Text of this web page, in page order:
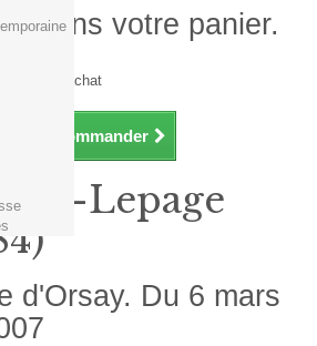
dans votre panier.
dès 29€ d'achat
Commander
Lepage
d'Orsay. Du 6 mars